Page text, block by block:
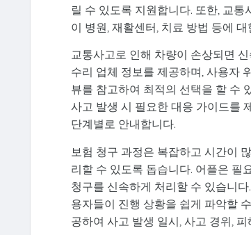
릴 수 있도록 지원합니다. 또한, 교
이 병원, 재활센터, 치료 방법 등에
교통사고로 인해 차량이 손상되면
수리 업체 정보를 제공하며, 사용자
뷰를 참고하여 최적의 선택을 할 수
사고 발생 시 필요한 대응 가이드를
단계별로 안내합니다.
보험 청구 과정은 복잡하고 시간이
리할 수 있도록 돕습니다. 어플은 필
청구를 신속하게 처리할 수 있습니
용자들이 진행 상황을 쉽게 파악할
공하여 사고 발생 일시, 사고 경위,